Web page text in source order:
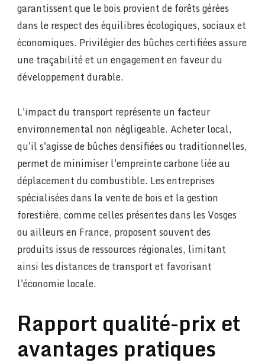
garantissent que le bois provient de forêts gérées
dans le respect des équilibres écologiques, sociaux et
économiques. Privilégier des bûches certifiées assure
une traçabilité et un engagement en faveur du
développement durable.
L'impact du transport représente un facteur
environnemental non négligeable. Acheter local,
qu'il s'agisse de bûches densifiées ou traditionnelles,
permet de minimiser l'empreinte carbone liée au
déplacement du combustible. Les entreprises
spécialisées dans la vente de bois et la gestion
forestière, comme celles présentes dans les Vosges
ou ailleurs en France, proposent souvent des
produits issus de ressources régionales, limitant
ainsi les distances de transport et favorisant
l'économie locale.
Rapport qualité-prix et
avantages pratiques